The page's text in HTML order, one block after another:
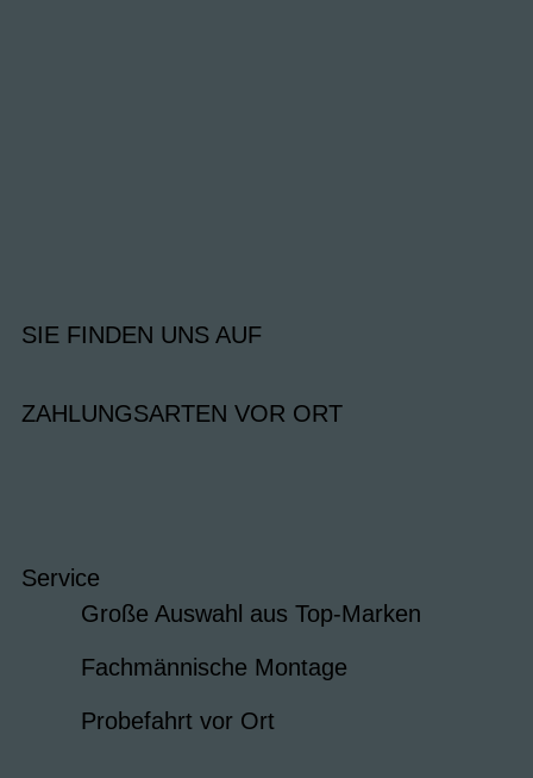
SIE FINDEN UNS AUF
ZAHLUNGSARTEN VOR ORT
Service
Große Auswahl aus Top-Marken
Fachmännische Montage
Probefahrt vor Ort